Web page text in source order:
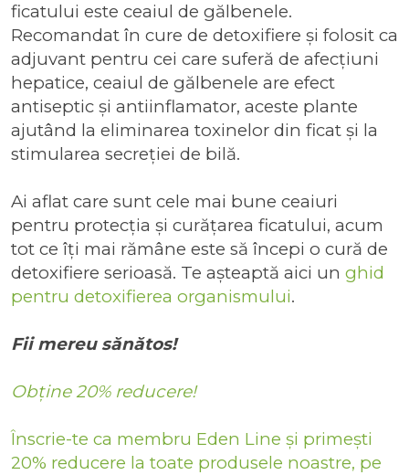
ficatului este ceaiul de gălbenele.
Recomandat în cure de detoxifiere și folosit ca
adjuvant pentru cei care suferă de afecțiuni
hepatice, ceaiul de gălbenele are efect
antiseptic și antiinflamator, aceste plante
ajutând la eliminarea toxinelor din ficat și la
stimularea secreției de bilă.
Ai aflat care sunt cele mai bune ceaiuri
pentru protecția și curățarea ficatului, acum
tot ce îți mai rămâne este să începi o cură de
detoxifiere serioasă. Te așteaptă aici un ghid
pentru detoxifierea organismului.
Fii mereu sănătos!
Obține 20% reducere!
Înscrie-te ca membru Eden Line și primești
20% reducere la toate produsele noastre, pe